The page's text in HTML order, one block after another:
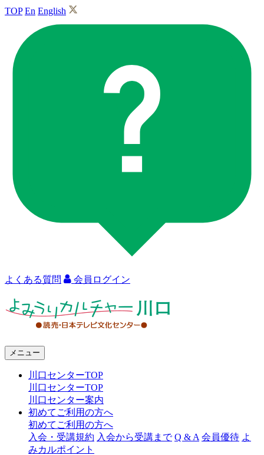
TOP En English
よくある質問 会員ログイン
ャ
メニュー
川口センターTOP
川口センターTOP
川口センター案内
初めてご利用の方へ
初めてご利用の方へ
入会・受講規約 入会から受講まで Q & A 会員優待 よ
みカルポイント